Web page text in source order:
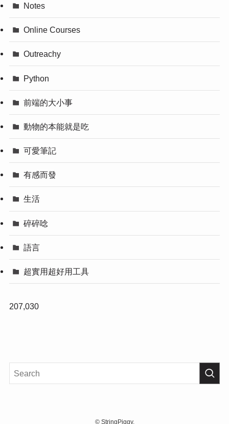
Notes
Online Courses
Outreachy
Python
前端的大小事
動物的本能就是吃
可愛筆記
有感而發
生活
碎碎唸
語言
超實用超好用工具
207,030
©StringPiggy.